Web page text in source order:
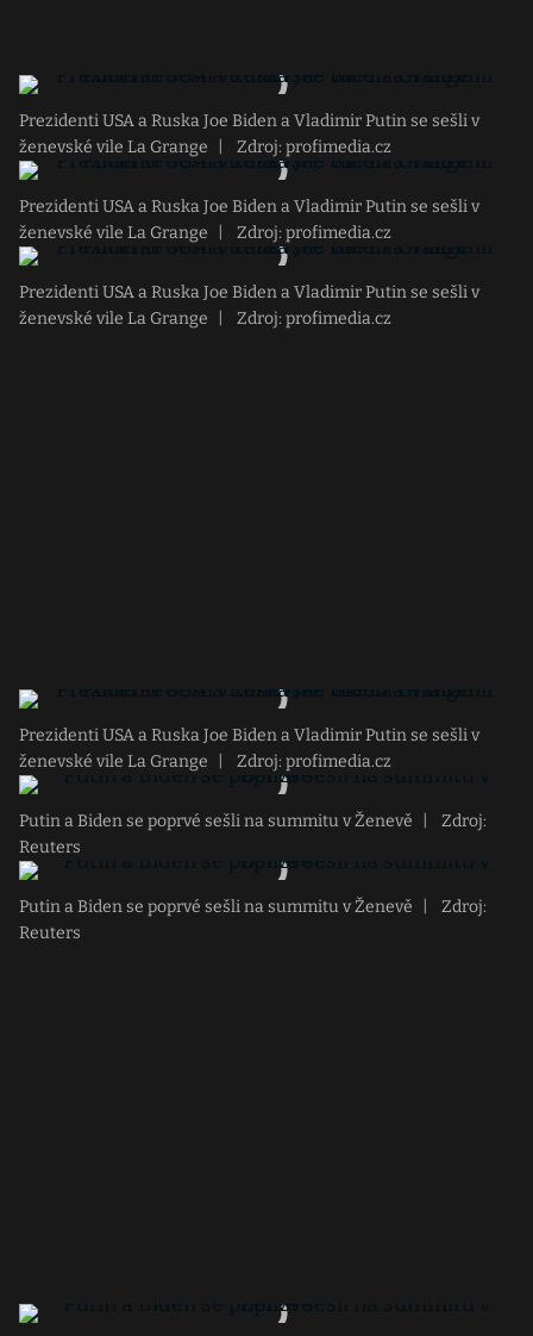
Prezidenti USA a Ruska Joe Biden a Vladimir Putin se sešli v
ženevské vile La Grange
Zdroj: profimedia.cz
Prezidenti USA a Ruska Joe Biden a Vladimir Putin se sešli v
ženevské vile La Grange
Zdroj: profimedia.cz
Prezidenti USA a Ruska Joe Biden a Vladimir Putin se sešli v
ženevské vile La Grange
Zdroj: profimedia.cz
Prezidenti USA a Ruska Joe Biden a Vladimir Putin se sešli v
ženevské vile La Grange
Zdroj: profimedia.cz
Putin a Biden se poprvé sešli na summitu v Ženevě
Zdroj:
Reuters
Putin a Biden se poprvé sešli na summitu v Ženevě
Zdroj:
Reuters